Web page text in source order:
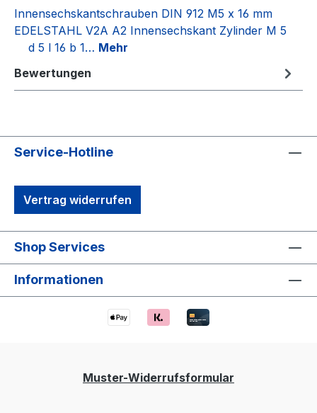
Innensechskantschrauben DIN 912 M5 x 16 mm
EDELSTAHL V2A A2 Innensechskant Zylinder M 5
d 5 l 16 b 1… Mehr
Bewertungen
Service-Hotline
Vertrag widerrufen
Shop Services
Informationen
Muster-Widerrufsformular